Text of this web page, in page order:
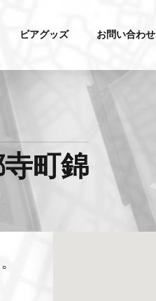
ビアグッズ お問い合わせ
町錦